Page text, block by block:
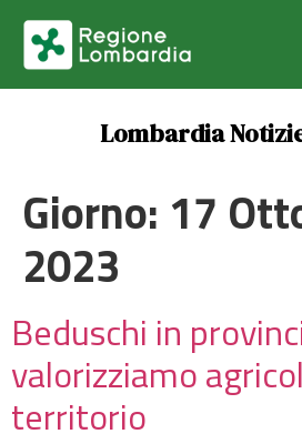
Lombardia
Giorno: 17
2023
Beduschi in
valorizziamo
territorio